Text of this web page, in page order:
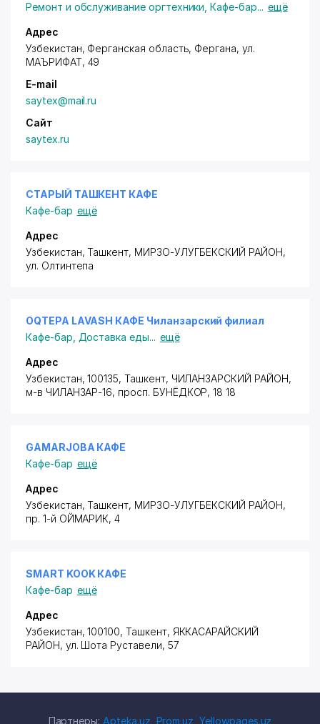
Ремонт и обслуживание оргтехники ,Кафе-бар... ещё
Адрес
Узбекистан, Ферганская область, Фергана, ул.
МАЪРИФАТ, 49
E-mail
saytex@mail.ru
Сайт
saytex.ru
СТАРЫЙ ТАШКЕНТ КАФЕ
Кафе-бар ещё
Адрес
Узбекистан, Ташкент, МИРЗО-УЛУГБЕКСКИЙ РАЙОН,
ул. Олтинтепа
OQTEPA LAVASH КАФЕ Чиланзарский филиал
Кафе-бар Доставка еды... ещё
Адрес
Узбекистан, 100135, Ташкент, ЧИЛАНЗАРСКИЙ РАЙОН,
м-в ЧИЛАНЗАР-16, просп. БУНЁДКОР, 18 18
GAMARJOBA КАФЕ
Кафе-бар ещё
Адрес
Узбекистан, Ташкент, МИРЗО-УЛУГБЕКСКИЙ РАЙОН,
пр. 1-й ОЙМАРИК, 4
SMART KOOK КАФЕ
Кафе-бар ещё
Адрес
Узбекистан, 100100, Ташкент, ЯККАСАРАЙСКИЙ
РАЙОН, ул. Шота Руставели, 57
Партнеры: Apteka.uz Prom.uz ,Yellowpages.uz